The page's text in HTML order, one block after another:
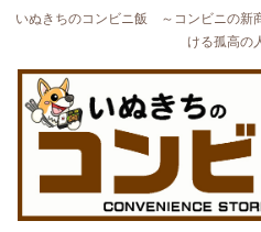
いぬきちのコンビニ飯 ～コンビニの新
ける孤高の